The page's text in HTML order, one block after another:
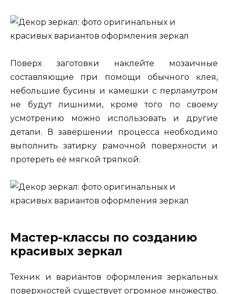
Поверх заготовки наклейте мозаичные
составляющие при помощи обычного клея,
небольшие бусины и камешки с перламутром
не будут лишними, кроме того по своему
усмотрению можно использовать и другие
детали. В завершении процесса необходимо
выполнить затирку рамочной поверхности и
протереть её мягкой тряпкой.
Мастер-классы по созданию
красивых зеркал
Техник и вариантов оформления зеркальных
поверхностей существует огромное множество.